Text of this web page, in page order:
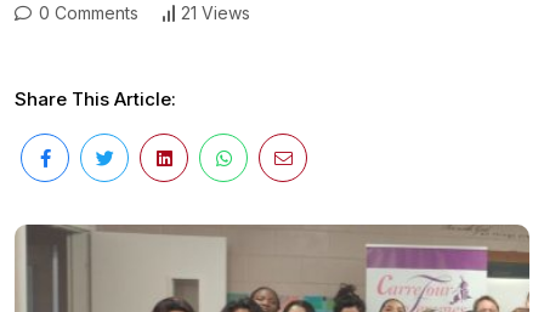
0 Comments
21 Views
Share This Article: